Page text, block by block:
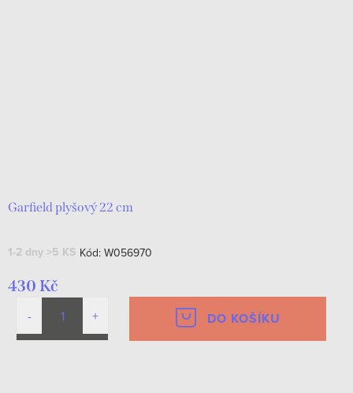
Garfield plyšový 22 cm
1-2 dny >5 KS Kód: W056970
430 Kč
DO KOŠÍKU